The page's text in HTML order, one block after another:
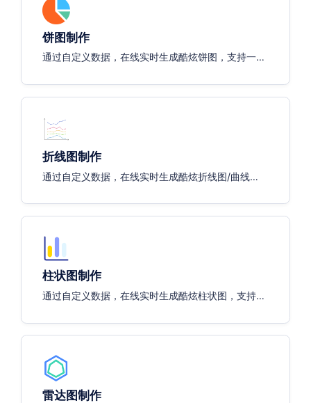
饼图制作
通过自定义数据，在线实时生成酷炫饼图，支持一键
折线图制作
通过自定义数据，在线实时生成酷炫折线图/曲线
柱状图制作
通过自定义数据，在线实时生成酷炫柱状图，支持一
雷达图制作